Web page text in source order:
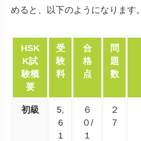
めると、以下のようになります。
HSK
K試
験概
要
受
験
料
合
格
点
問
題
数
初級
5,
6
1
６
０/
１
２
７